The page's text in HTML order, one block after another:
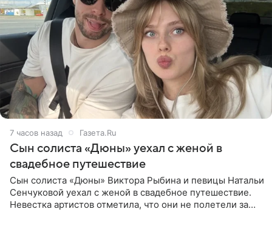
7 часов назад Газета.Ru
Сын солиста «Дюны» уехал с женой в
свадебное путешествие
Сын солиста «Дюны» Виктора Рыбина и певицы Натальи
Сенчуковой уехал с женой в свадебное путешествие.
Невестка артистов отметила, что они не полетели за